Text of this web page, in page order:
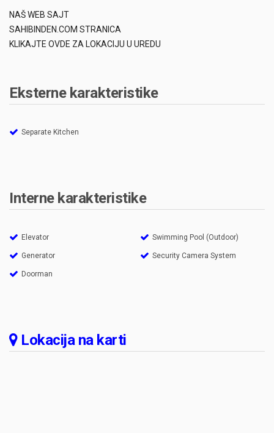
NAŠ WEB SAJT
SAHIBINDEN.COM STRANICA
KLIKAJTE OVDE ZA LOKACIJU U UREDU
Eksterne karakteristike
Separate Kitchen
Interne karakteristike
Elevator Swimming Pool (Outdoor)
Generator Security Camera System
Doorman
Lokacija na karti